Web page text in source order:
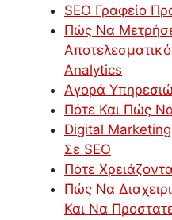
SEO Γραφείο
Πώς Να
Analytics
Αγορά
Πότε Και Πώς
Digital
Σε SEO
Πότε
Πώς Να
Και Να